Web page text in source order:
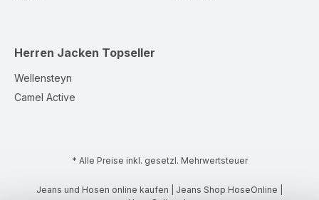
Herren Jacken Topseller
Wellensteyn
Camel Active
* Alle Preise inkl. gesetzl. Mehrwertsteuer
Jeans und Hosen online kaufen | Jeans Shop HoseOnline |